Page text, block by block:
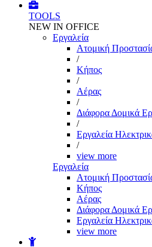
TOOLS
NEW IN OFFICE
Εργαλεία
Aτομική
/
Kήπος
/
Αέρας
/
Διάφορα Δομικά
/
Εργαλεία
/
view more
Εργαλεία
Aτομική
Kήπος
Αέρας
Διάφορα Δομικά
Εργαλεία
view more